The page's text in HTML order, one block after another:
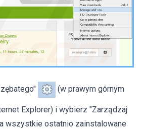
(w prawym górnym
Explorer) i wybierz "Zarządzaj
wszystkie ostatnio zainstalowane